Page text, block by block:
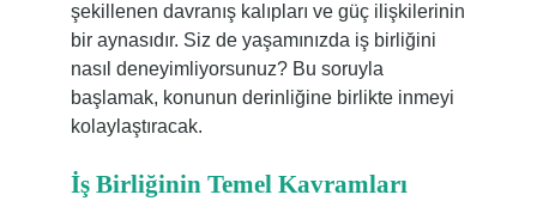
şekillenen davranış kalıpları ve güç ilişkilerinin
bir aynasıdır. Siz de yaşamınızda iş birliğini
nasıl deneyimliyorsunuz? Bu soruyla
başlamak, konunun derinliğine birlikte inmeyi
kolaylaştıracak.
İş Birliğinin Temel Kavramları